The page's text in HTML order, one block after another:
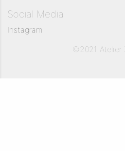
Social Media
Instagram
©2021 Atelier